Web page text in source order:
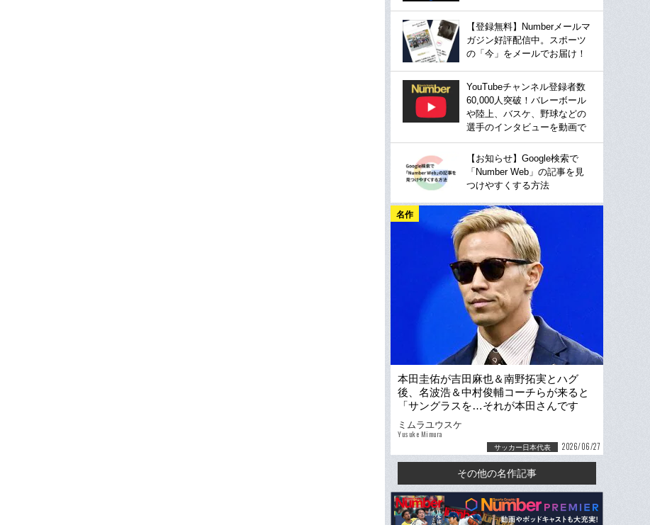
【登録無料】Numberメールマ
ガジン好評配信中。スポーツ
の「今」をメールでお届け！
YouTubeチャンネル登録者数
60,000人突破！バレーボール
や陸上、バスケ、野球などの
選手のインタビューを動画で
【お知らせ】Google検索で
「Number Web」の記事を見
つけやすくする方法
名作
本田圭佑が吉田麻也＆南野拓実とハグ
後、名波浩＆中村俊輔コーチらが来ると
「サングラスを…それが本田さんです
よ」スウェーデン戦取材記者が見た胸ア
ツ場面
ミムラユウスケ
Yusuke Mimura
サッカー日本代表 2026/06/27
その他の名作記事